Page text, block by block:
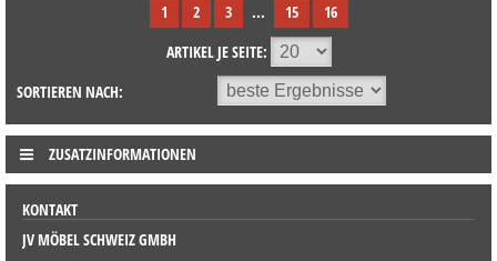
1 2 3 ... 15
16
ARTIKEL JE SEITE:
SORTIEREN NACH:
ZUSATZINFORMATIONEN
KONTAKT
JV MÖBEL SCHWEIZ GMBH